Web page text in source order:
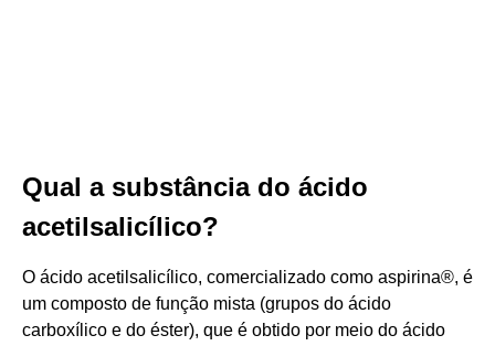
Qual a substância do ácido
acetilsalicílico?
O ácido acetilsalicílico, comercializado como aspirina®, é
um composto de função mista (grupos do ácido
carboxílico e do éster), que é obtido por meio do ácido